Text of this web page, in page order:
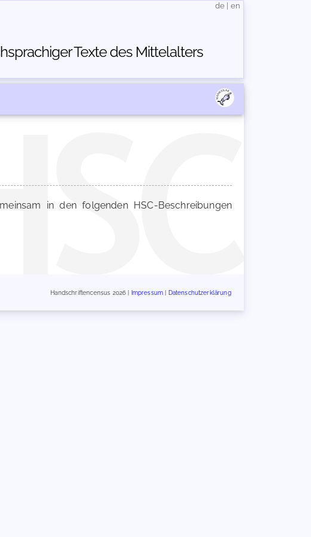
Texte des Mittelalters
de en
in den folgenden HSC-Beschreibungen
Handschriftencensus 2026 | Impressum Datenschutzerklärung